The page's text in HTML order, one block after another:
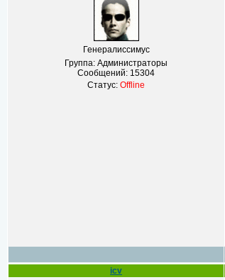
Генералиссимус
Группа: Администраторы
Сообщений: 15304
Статус: Offline
icv